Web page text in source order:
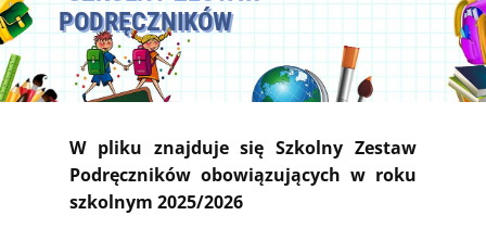
PODRĘCZNIKÓW
W pliku znajduje się Szkolny Zestaw
Podręczników obowiązujących w roku
szkolnym 2025/2026